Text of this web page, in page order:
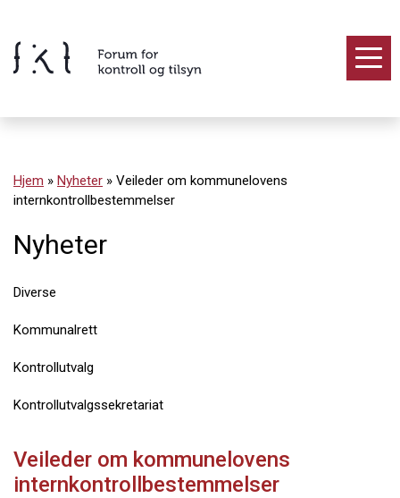
innholdet
Hjem » Nyheter » Veileder om kommunelovens
internkontrollbestemmelser
Nyheter
Diverse
Kommunalrett
Kontrollutvalg
Kontrollutvalgssekretariat
Veileder om kommunelovens
internkontrollbestemmelser